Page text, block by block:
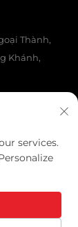
Thành,
Khánh,
mật
services.